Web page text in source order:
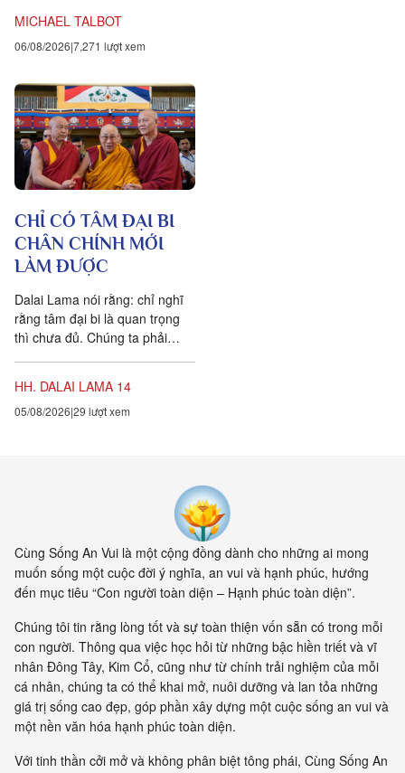
chúng ta tưởng. Một câu
chuyện khoa học đang xuất
thấy toàn bộ vật chất tồn tại
trong một mạng nhằng nhịt các
kết nối. Khía cạnh quan trọng
nhất của sự sống không còn là
vật nữa, mà là mối liên hệ giữa
các vật.
MICHAEL TALBOT
06/08/2026 7,271 lượt xem
CHỈ CÓ TÂM ĐẠI BI
CHÂN CHÍNH MỚI
LÀM ĐƯỢC
Dalai Lama nói rằng: chỉ nghĩ
rằng tâm đại bi là quan trọng
thì chưa đủ. Chúng ta phải
HH. DALAI LAMA 14
05/08/2026 29 lượt xem
Cùng Sống An Vui là một cộng đồng dành cho những ai mong
muốn sống một cuộc đời ý nghĩa, an vui và hạnh phúc, hướng
đến mục tiêu “Con người toàn diện – Hạnh phúc toàn diện”.
Chúng tôi tin rằng lòng tốt và sự toàn thiện vốn sẵn có trong mỗi
con người. Thông qua việc học hỏi từ những bậc hiền triết và vĩ
nhân Đông Tây, Kim Cổ, cũng như từ chính trải nghiệm của mỗi
cá nhân, chúng ta có thể khai mở, nuôi dưỡng và lan tỏa những
giá trị sống cao đẹp, góp phần xây dựng một cuộc sống an vui và
một nền văn hóa hạnh phúc toàn diện.
Với tinh thần cởi mở và không phân biệt tông phái, Cùng Sống An